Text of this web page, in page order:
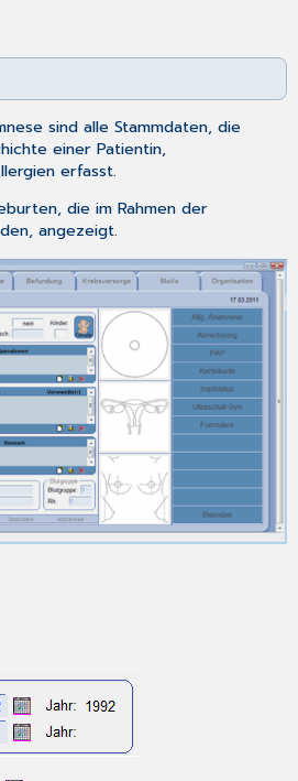
sind alle Stammdaten, die
einer Patientin,
erfasst.
die im Rahmen der
angezeigt.